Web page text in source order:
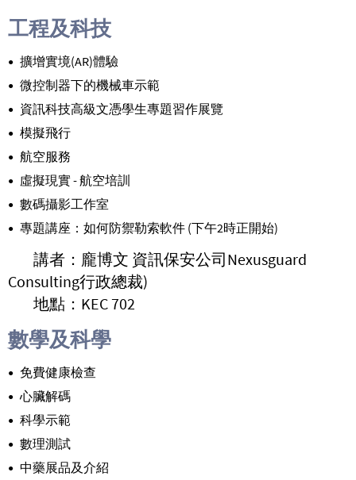
工程及科技
擴增實境(AR)體驗
微控制器下的機械車示範
資訊科技高級文憑學生專題習作展覽
模擬飛行
航空服務
虛擬現實 - 航空培訓
數碼攝影工作室
專題講座： 如何防禦勒索軟件 (下午2時正開始)
講者：龐博文 資訊保安公司Nexusguard
Consulting行政總裁)
地點：KEC 702
數學及科學
免費健康檢查
心臟解碼
科學示範
數理測試
中藥展品及介紹